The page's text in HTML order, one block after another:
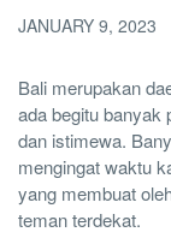
JANUARY 9, 2023
Bali merupakan
ada begitu banyak
dan istimewa.
mengingat waktu
yang membuat
teman terdekat.